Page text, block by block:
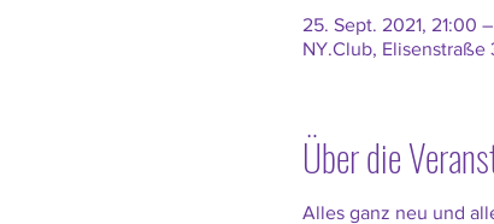
25. Sept. 2021, 21:00
NY.Club,
Über die
Alles ganz neu und